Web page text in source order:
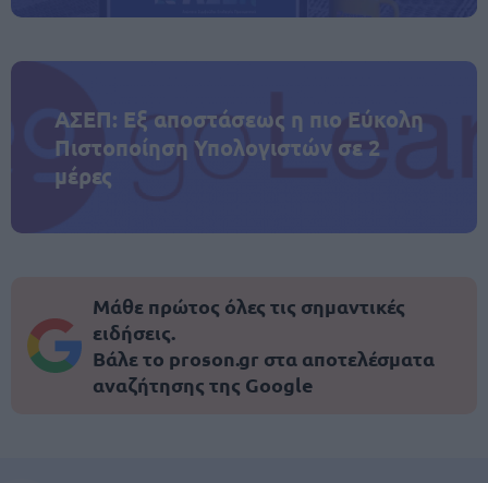
ΑΣΕΠ: Εξ αποστάσεως η πιο Εύκολη
Πιστοποίηση Υπολογιστών σε 2
μέρες
Μάθε πρώτος όλες τις σημαντικές
ειδήσεις.
Βάλε το proson.gr στα αποτελέσματα
αναζήτησης της Google